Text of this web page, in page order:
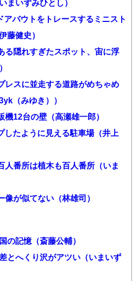
まいずみひとし）
アバウトをトレースするミニスト
藤健史）
る隠れすぎたスポット、宙に浮
レスに並走する道路がめちゃめ
（みゆき））
機12台の壁（高瀬雄一郎）
したように見える駐車場（井上
人番所は植木も百人番所（いま
像が似てない（林雄司）
の記憶（斎藤公輔）
とへくり沢がアツい（いまいず